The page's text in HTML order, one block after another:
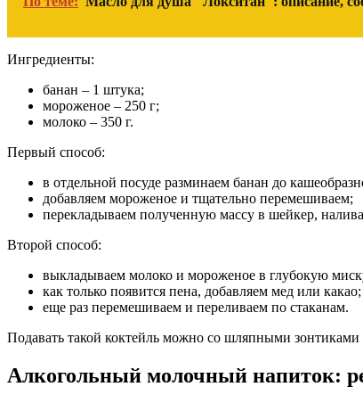
Ингредиенты:
банан – 1 штука;
мороженое – 250 г;
молоко – 350 г.
Первый способ:
в отдельной посуде разминаем банан до
добавляем мороженое и тщательно перемешиваем;
перекладываем полученную массу в шейкер,
Второй способ:
выкладываем молоко и мороженое в глубокую
как только появится пена, добавляем мед или какао;
еще раз перемешиваем и переливаем по стаканам.
Подавать такой коктейль можно со шляпными
Алкогольный молочный напиток: